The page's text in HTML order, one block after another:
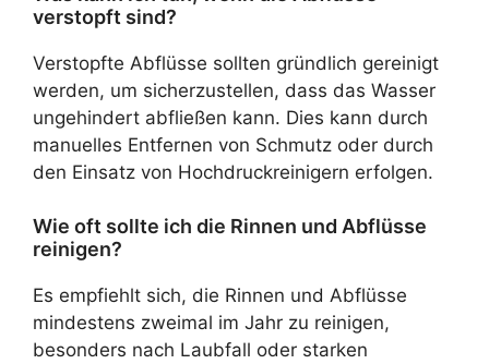
verstopft sind?
Verstopfte Abflüsse sollten gründlich gereinigt
werden, um sicherzustellen, dass das Wasser
ungehindert abfließen kann. Dies kann durch
manuelles Entfernen von Schmutz oder durch
den Einsatz von Hochdruckreinigern erfolgen.
Wie oft sollte ich die Rinnen und Abflüsse
reinigen?
Es empfiehlt sich, die Rinnen und Abflüsse
mindestens zweimal im Jahr zu reinigen,
besonders nach Laubfall oder starken